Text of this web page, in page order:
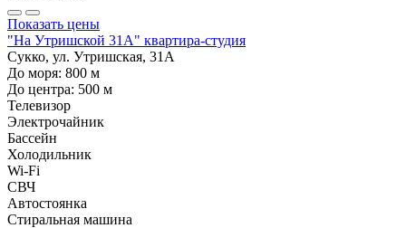
Показать цены
"На Утришской 31А" квартира-студия
Сукко, ул. Утришская, 31А
До моря: 800 м
До центра: 500 м
Телевизор
Электрочайник
Бассейн
Холодильник
Wi-Fi
СВЧ
Автостоянка
Стиральная машина